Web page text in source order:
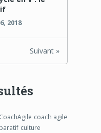
2018
Suivant »
CoachAgile coach agile
culture